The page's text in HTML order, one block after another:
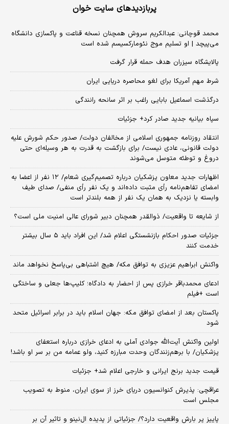
پربازدیدهای سایت خوان
محمد قوچانی: عبدالکریم سروش همچنان نسخه قناعت و پاکسازی دانشگاه
می‌پیچد | او تسلیم موج نئومارکسیسم شده است
پالایشگاه سیزران هدف حمله قرار گرفت
شرط مهم آمریکا برای لغو محاصره دریایی ایران
درگذشت اسماعیل بابایی راغب بر اثر سانحه رانندگی
سپاه بیانیه جدید صادر کرد+ جزئیات
انتقاد روزنامه جمهوری اسلامی از مخالفان دولت/ صدور حکم شورش علیه
دولت قانونی، عادی نیست/ برای بازگشت به قدرت به هر وسیله‌ای حتی
دروغ و توطئه متوسل می‌شوند
اظهارات جدید معاون پزشکیان درباره تصمیم‌گیری شعام/ ۱۲ نفر از اعضا به
امضای تفاهم‌نامه رأی مثبت داده‌اند و یک نفر رأی منفی/ صدای طیف
وابسته یا نزدیک به همان یک نفر از همه بلندتر است
از شایعه تا واقعیت/ ذوالقدر همچنان دبیر شورای ‌عالی امنیت ملی است؟
جزئیات صدور احکام بازنشستگی اعلام شد/ این افراد باید ۵ سال بیشتر
خدمت کنند
واکنش ابراهیم عزیزی به توافق مکه/ هیچ اشتباهی بی‌پاسخ نخواهد ماند
ادعای محمدباقر خرازی پس از احضار به دادگاه؛ کلیپ‌ها جعلی و ساختگی
است +فیلم
پاکستان بعد از امضای توافق مکه: جهان اسلام باید در برابر اسرائیل متحد
شود
اولین واکنش آیت‌الله جوادی آملی به ادعای خرازی درباره استعفای
پزشکیان/ با برهم‌زنندگان وحدت مبارزه کنید، ولو عمامه من بر سر او باشد!
قیمت جدید برنج ایرانی و خارجی اعلام شد+ جزئیات
عراقچی: پذیرش کنوانسیون دریای خرز از سوی ایران، منوط به تصویب
مجلس است
پاییز پر بارش واقعیت دارد؟/ جزئیاتی از پدیده ال‌نینو و تاثیر آن بر